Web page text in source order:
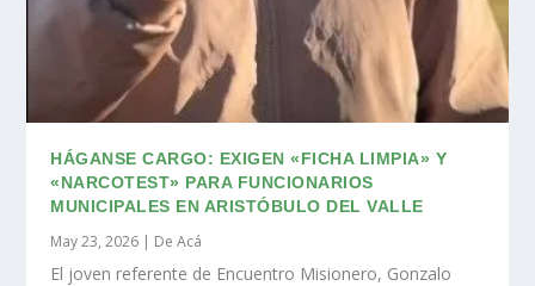
HÁGANSE CARGO: EXIGEN «FICHA LIMPIA» Y
«NARCOTEST» PARA FUNCIONARIOS
MUNICIPALES EN ARISTÓBULO DEL VALLE
May 23, 2026 | De Acá
El joven referente de Encuentro Misionero, Gonzalo